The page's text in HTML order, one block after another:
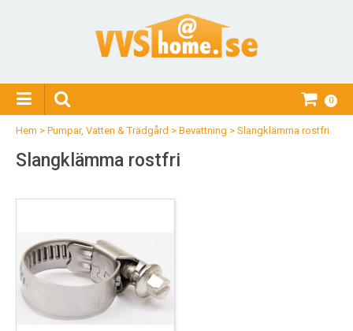
0
Hem > Pumpar, Vatten & Trädgård > Bevattning > Slangklämma rostfri
Slangklämma rostfri